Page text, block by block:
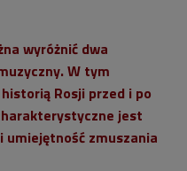
wyróżnić dwa
W tym
Rosji przed i po
jest
zmuszania